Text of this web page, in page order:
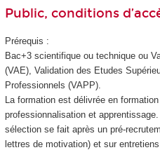
Public, conditions
Prérequis :
Bac+3 scientifique ou technique ou
(VAE), Validation des Etudes
Professionnels (VAPP).
La formation est délivrée en
professionnalisationet apprentissage.
sélection se fait après un pré-
lettres de motivation) et sur entretiens.